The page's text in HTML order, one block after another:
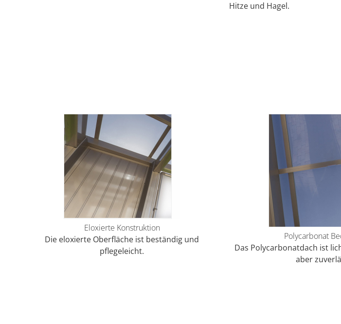
Hitze und Hagel.
Eloxierte Konstruktion
Die eloxierte Oberfläche ist beständig und
pflegeleicht.
Polycarbonat
Das Polycarbonatdach ist
aber